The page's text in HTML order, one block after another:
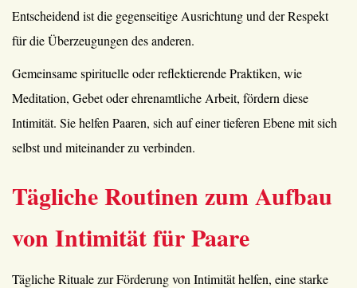
Entscheidend ist die gegenseitige Ausrichtung und der Respekt
für die Überzeugungen des anderen.
Gemeinsame spirituelle oder reflektierende Praktiken, wie
Meditation, Gebet oder ehrenamtliche Arbeit, fördern diese
Intimität. Sie helfen Paaren, sich auf einer tieferen Ebene mit sich
selbst und miteinander zu verbinden.
Tägliche Routinen zum Aufbau
von Intimität für Paare
Tägliche Rituale zur Förderung von Intimität helfen, eine starke